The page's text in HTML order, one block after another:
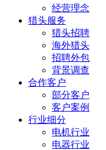
经营理念
猎头服务
猎头招聘
海外猎头
招聘外包
背景调查
合作客户
部分客户
客户案例
行业细分
电机行业
电器行业